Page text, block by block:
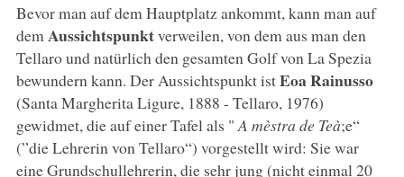
Bevor man auf dem Hauptplatz ankommt, kann man auf
dem Aussichtspunktverweilen, von dem aus man den
Tellaro und natürlich den gesamten Golf von La Spezia
bewundern kann. Der Aussichtspunkt istEoa Rainusso
(Santa Margherita Ligure, 1888 - Tellaro, 1976)
gewidmet, die auf einer Tafel als " A mèstra de Teà;e“
(”die Lehrerin von Tellaro“) vorgestellt wird: Sie war
eine Grundschullehrerin, die sehr jung (nicht einmal 20